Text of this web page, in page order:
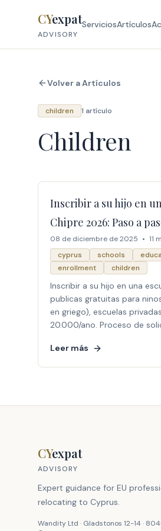
CYexpat
ADVISORY
ServiciosArtículos
Volver a Artículos
children 1 artículo
Children
Inscribir a su hijo en
Chipre 2026: Paso a
08 de diciembre de 2025 • 11
cyprus
schools
enrollment
children
Inscribir a su hijo en una
publicas gratuitas para
en griego), escuelas
20.000/ano. Proceso de
Leer más
CYexpat
ADVISORY
Expert guidance for EU
relocating to Cyprus.
Wandity Ltd · Gladstonos 12-14 ·